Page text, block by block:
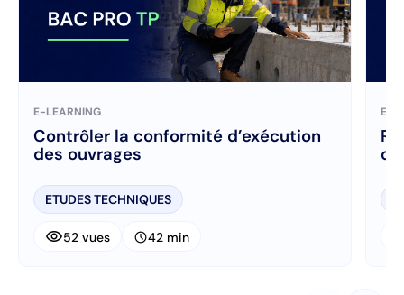
E-LEARNING
Contrôler la conformité d’exécution
des ouvrages
ETUDES TECHNIQUES
visibility52 vues schedule42 min
E-